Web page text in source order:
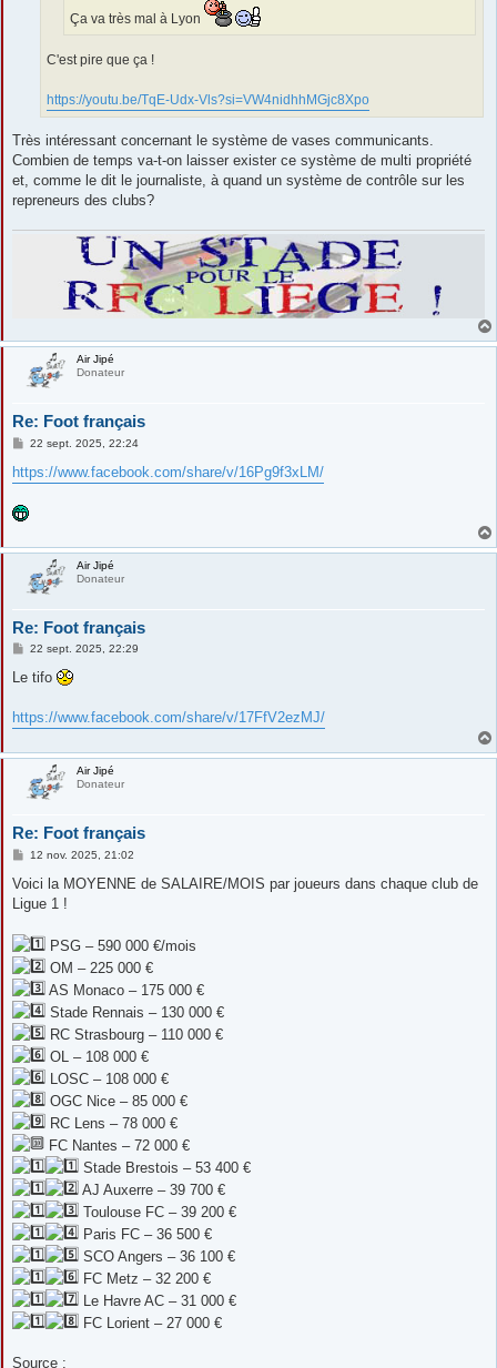
Ça va très mal à Lyon
C'est pire que ça !
https://youtu.be/TqE-Udx-Vls?si=VW4nidhhMGjc8Xpo
Très intéressant concernant le système de vases communicants.
Combien de temps va-t-on laisser exister ce système de multi propriété
et, comme le dit le journaliste, à quand un système de contrôle sur les
repreneurs des clubs?
Air Jipé
Donateur
Re: Foot français
M
s
s
g
e
22 sept. 2025, 22:24
https://www.facebook.com/share/v/16Pg9f3xLM/
Air Jipé
Donateur
Re: Foot français
M
s
g
e
22 sept. 2025, 22:29
Le tifo
https://www.facebook.com/share/v/17FfV2ezMJ/
Air Jipé
Donateur
Re: Foot français
M
s
a
e
12 nov. 2025, 21:02
Voici la MOYENNE de SALAIRE/MOIS par joueurs dans chaque club de
Ligue 1 !
PSG – 590 000 €/mois
OM – 225 000 €
AS Monaco – 175 000 €
Stade Rennais – 130 000 €
RC Strasbourg – 110 000 €
OL – 108 000 €
LOSC – 108 000 €
OGC Nice – 85 000 €
RC Lens – 78 000 €
FC Nantes – 72 000 €
Stade Brestois – 53 400 €
AJ Auxerre – 39 700 €
Toulouse FC – 39 200 €
Paris FC – 36 500 €
SCO Angers – 36 100 €
FC Metz – 32 200 €
Le Havre AC – 31 000 €
FC Lorient – 27 000 €
Source :